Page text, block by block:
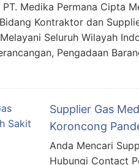
Medika Permana Cipta
Kontraktor dan
Seluruh Wilayah
Pengadaan
Supplier Gas
Koroncong
Anda Mencari
Hubungi Contact